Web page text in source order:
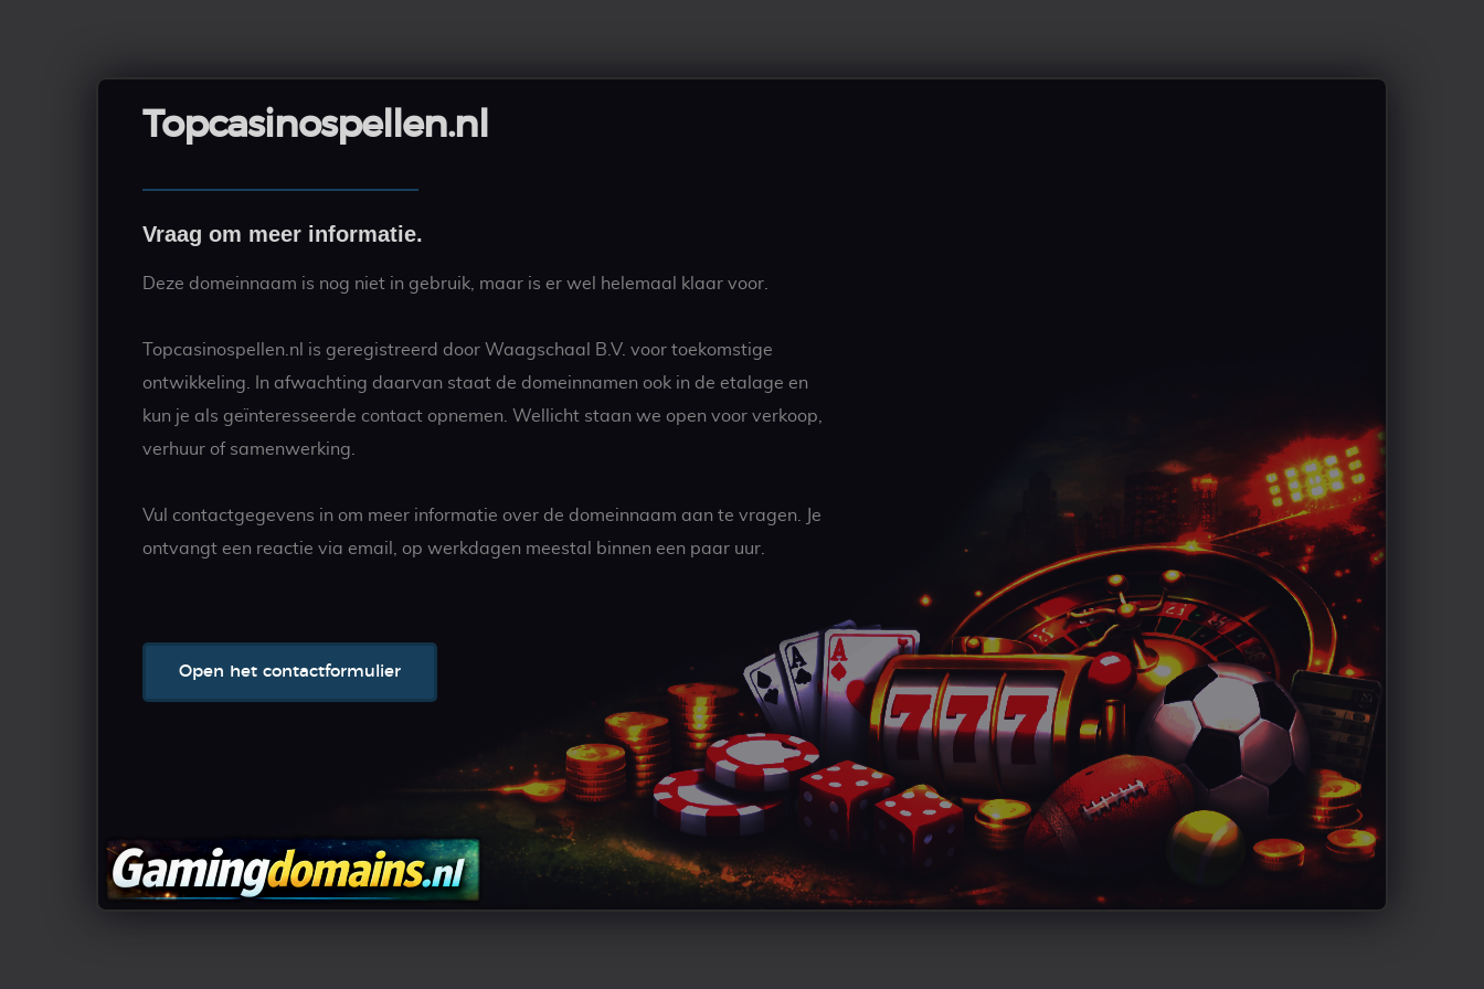
Topcasinospellen.nl
Vraag om meer informatie.
Deze domeinnaam is nog niet in gebruik, maar is er wel helemaal klaar voor.
Topcasinospellen.nl is geregistreerd door Waagschaal B.V. voor toekomstige
ontwikkeling. In afwachting daarvan staat de domeinnamen ook in de etalage en
kun je als geïnteresseerde contact opnemen. Wellicht staan we open voor verkoop,
verhuur of samenwerking.
Vul contactgegevens in om meer informatie over de domeinnaam aan te vragen. Je
ontvangt een reactie via email, op werkdagen meestal binnen een paar uur.